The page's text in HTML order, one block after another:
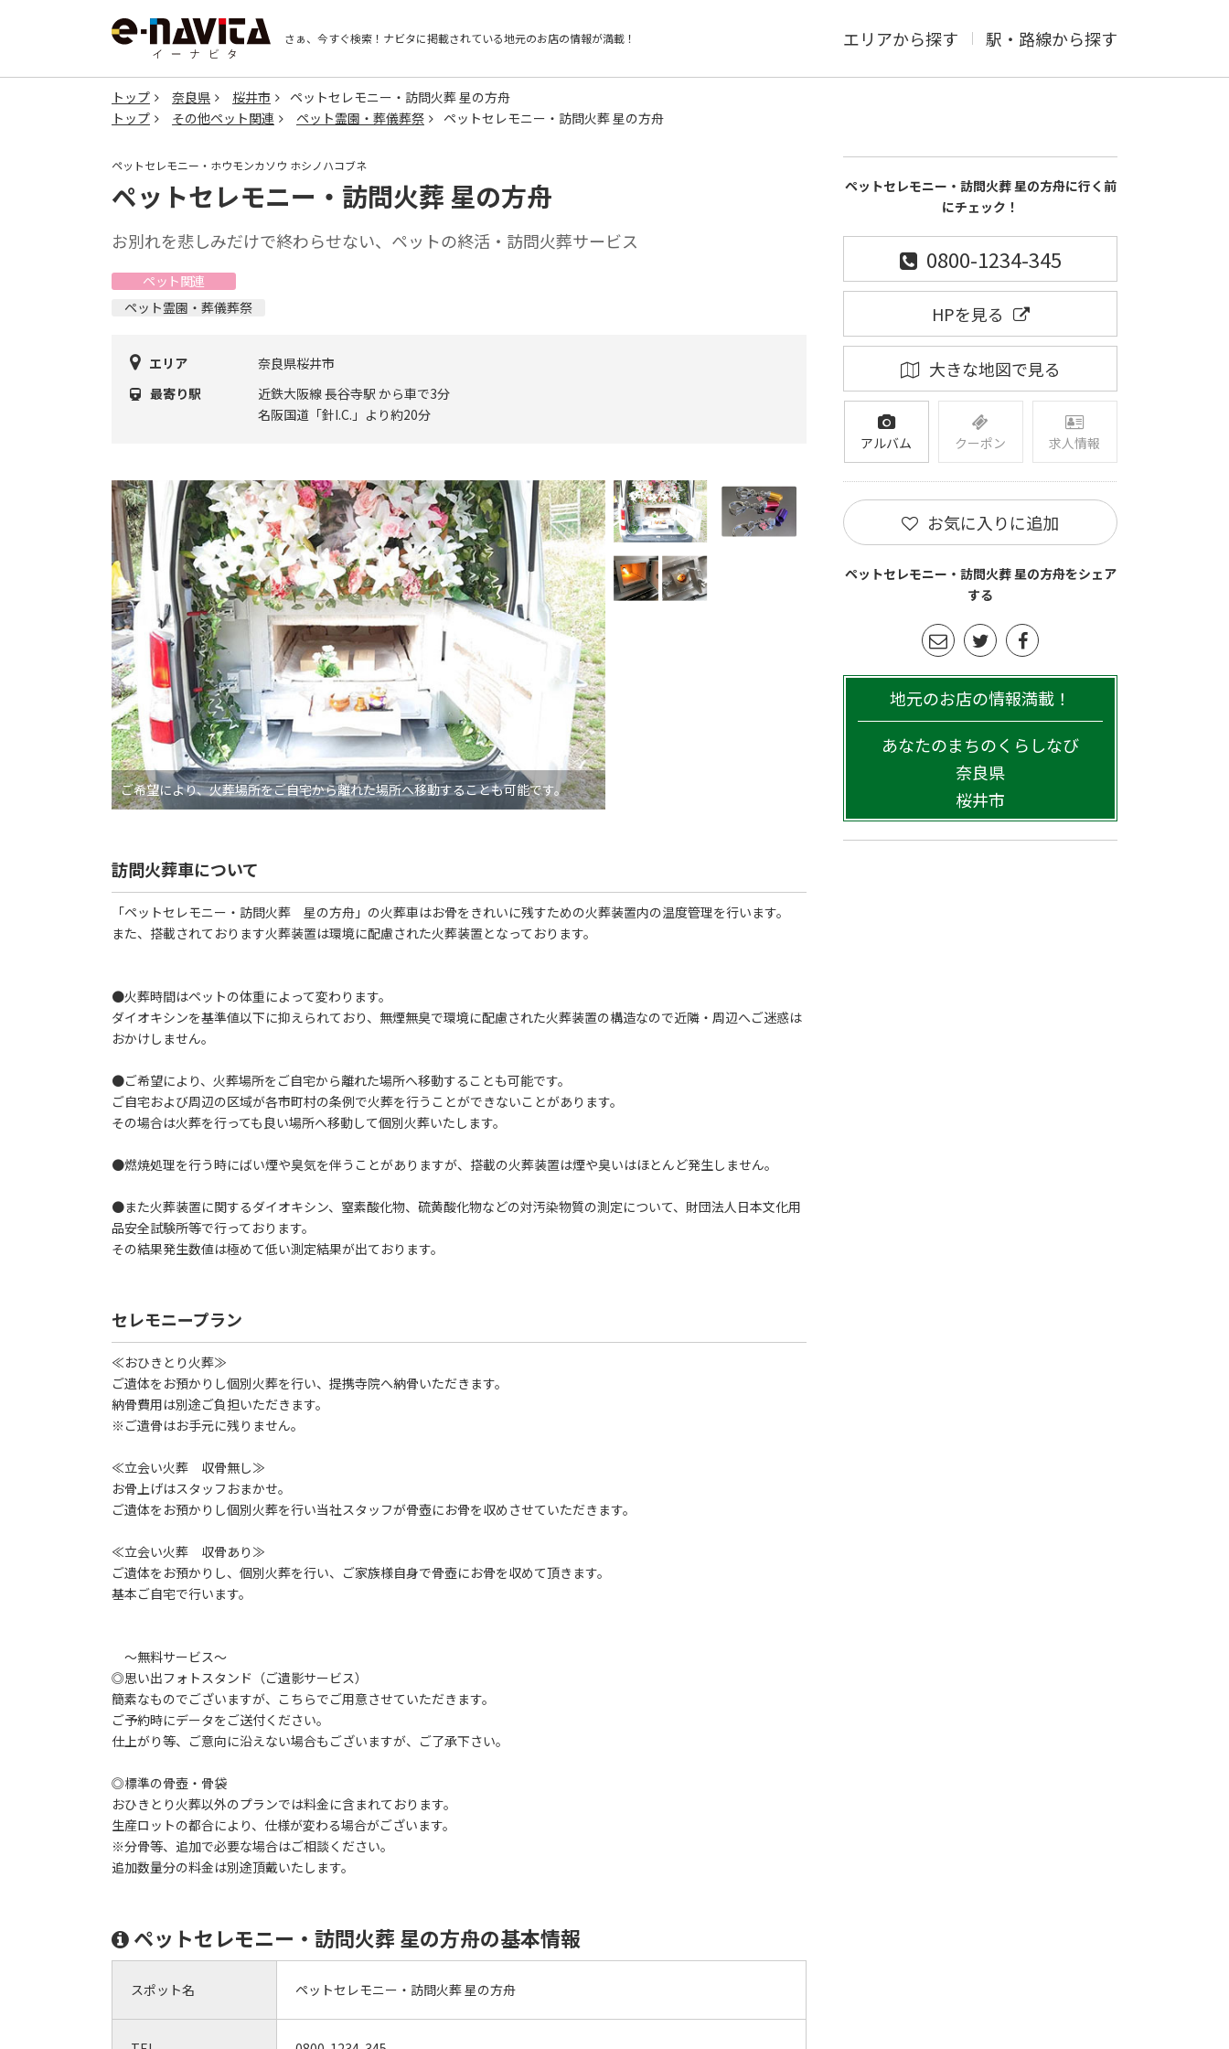
さぁ、今すぐ検索！ ナビタに掲載されている地元のお店の情報が満載！ エリアから探す 駅・路線から探す
トップ 奈良県 桜井市
ペットセレモニー・訪問火葬 星の方舟
トップ
その他ペット関連 ペット霊園・葬儀葬祭 ペットセレモニー・訪問火葬 星の方舟
ペットセレモニー・ホウモンカソウ ホシノハコブネ
ペットセレモニー・訪問火葬 星の方舟
お別れを悲しみだけで終わらせない、ペットの終活・訪問火葬サービス
ペット関連
ペット霊園・葬儀葬祭
エリア
奈良県桜井市
最寄り駅
近鉄大阪線 長谷寺駅 から車で3分
名阪国道「針I.C.」より約20分
ご希望により、火葬場所をご自宅から離れた場所へ移動することも可能です。
訪問火葬車について
「ペットセレモニー・訪問火葬 星の方舟」の火葬車はお骨をきれいに残すための火葬装置内の温度管理を行います。
また、搭載されております火葬装置は環境に配慮された火葬装置となっております。
●火葬時間はペットの体重によって変わります。
ダイオキシンを基準値以下に抑えられており、無煙無臭で環境に配慮された火葬装置の構造なので近隣・周辺へご迷惑は
おかけしません。
●ご希望により、火葬場所をご自宅から離れた場所へ移動することも可能です。
ご自宅および周辺の区域が各市町村の条例で火葬を行うことができないことがあります。
その場合は火葬を行っても良い場所へ移動して個別火葬いたします。
●燃焼処理を行う時にばい煙や臭気を伴うことがありますが、搭載の火葬装置は煙や臭いはほとんど発生しません。
●また火葬装置に関するダイオキシン、窒素酸化物、硫黄酸化物などの対汚染物質の測定について、財団法人日本文化用
品安全試験所等で行っております。
その結果発生数値は極めて低い測定結果が出ております。
セレモニープラン
≪おひきとり火葬≫
ご遺体をお預かりし個別火葬を行い、提携寺院へ納骨いただきます。
納骨費用は別途ご負担いただきます。
※ご遺骨はお手元に残りません。
≪立会い火葬 収骨無し≫
お骨上げはスタッフおまかせ。
ご遺体をお預かりし個別火葬を行い当社スタッフが骨壺にお骨を収めさせていただきます。
≪立会い火葬 収骨あり≫
ご遺体をお預かりし、個別火葬を行い、ご家族様自身で骨壺にお骨を収めて頂きます。
基本ご自宅で行います。
～無料サービス～
◎思い出フォトスタンド（ご遺影サービス）
簡素なものでございますが、こちらでご用意させていただきます。
ご予約時にデータをご送付ください。
仕上がり等、ご意向に沿えない場合もございますが、ご了承下さい。
◎標準の骨壺・骨袋
おひきとり火葬以外のプランでは料金に含まれております。
生産ロットの都合により、仕様が変わる場合がございます。
※分骨等、追加で必要な場合はご相談ください。
追加数量分の料金は別途頂戴いたします。
ペットセレモニー・訪問火葬 星の方舟の基本情報
スポット名 ペットセレモニー・訪問火葬 星の方舟
ペットセレモニー・訪問火葬 星の方舟に行く前
にチェック！
0800-1234-345
HPを見る
大きな地図で見る
アルバム クーポン 求人情報
お気に入りに追加
ペットセレモニー・訪問火葬 星の方舟をシェア
する
地元のお店の情報満載！
あなたのまちのくらしなび
奈良県
桜井市